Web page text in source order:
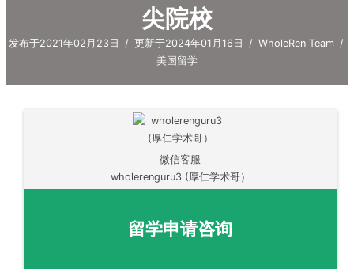
尖院校
发布于2021年02月23日 / 更新于2024年01月16日 / WholeRen Team /
美国留学
微信客服
wholerenguru3 (厚仁学术哥）
留学申请咨询